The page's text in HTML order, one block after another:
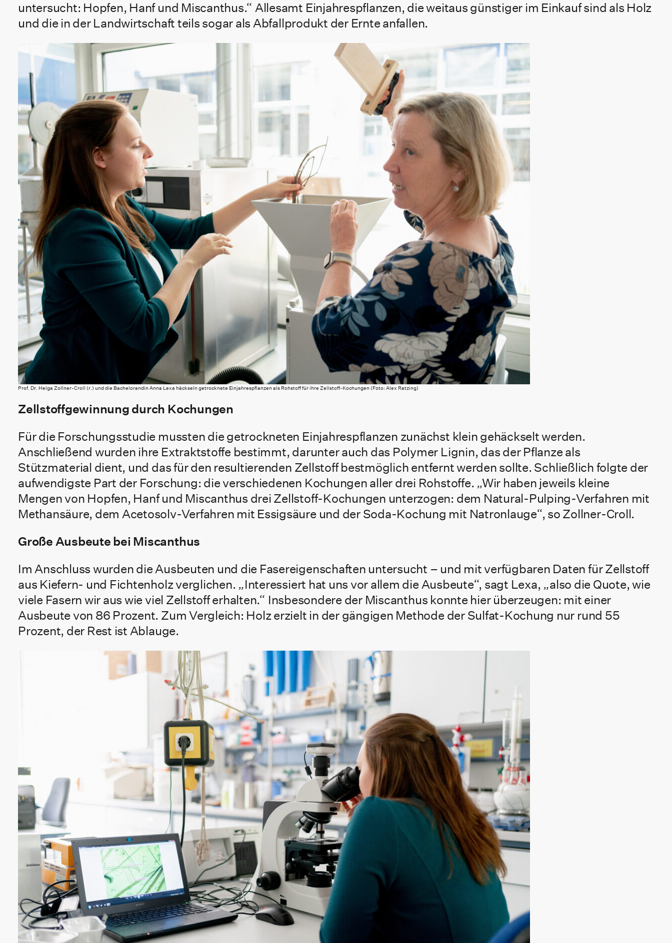
untersucht: Hopfen, Hanf und Miscanthus.“ Allesamt Einjahrespflanzen, die weitaus günstiger im Einkauf sind als Holz
und die in der Landwirtschaft teils sogar als Abfallprodukt der Ernte anfallen.
Prof. Dr. Helga Zollner-Croll (r.) und die Bachelorandin Anna Lexa häckseln getrocknete Einjahrespflanzen als Rohstoff für ihre Zellstoff-Kochungen (Foto: Alex Ratzing)
Zellstoffgewinnung durch Kochungen
Für die Forschungsstudie mussten die getrockneten Einjahrespflanzen zunächst klein gehäckselt werden.
Anschließend wurden ihre Extraktstoffe bestimmt, darunter auch das Polymer Lignin, das der Pflanze als
Stützmaterial dient, und das für den resultierenden Zellstoff bestmöglich entfernt werden sollte. Schließlich folgte der
aufwendigste Part der Forschung: die verschiedenen Kochungen aller drei Rohstoffe. „Wir haben jeweils kleine
Mengen von Hopfen, Hanf und Miscanthus drei Zellstoff-Kochungen unterzogen: dem Natural-Pulping-Verfahren mit
Methansäure, dem Acetosolv-Verfahren mit Essigsäure und der Soda-Kochung mit Natronlauge“, so Zollner-Croll.
Große Ausbeute bei Miscanthus
Im Anschluss wurden die Ausbeuten und die Fasereigenschaften untersucht – und mit verfügbaren Daten für Zellstoff
aus Kiefern- und Fichtenholz verglichen. „Interessiert hat uns vor allem die Ausbeute“, sagt Lexa, „also die Quote, wie
viele Fasern wir aus wie viel Zellstoff erhalten.“ Insbesondere der Miscanthus konnte hier überzeugen: mit einer
Ausbeute von 86 Prozent. Zum Vergleich: Holz erzielt in der gängigen Methode der Sulfat-Kochung nur rund 55
Prozent, der Rest ist Ablauge.